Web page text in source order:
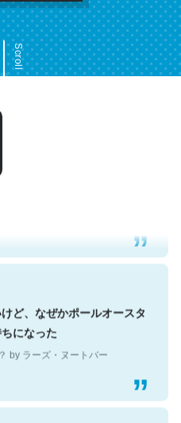
Scroll
ーなんだろうなと凄く思
文もお勧め。自分はこの流
Covid hit. Shit.
by ラーズ・ヌートバー
ど、なぜかポールオースタ
になった
by ラーズ・ヌートバー